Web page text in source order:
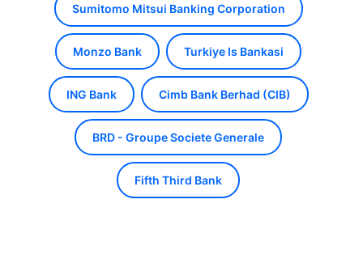
Sumitomo Mitsui Banking Corporation
Monzo Bank Turkiye Is Bankasi
ING Bank Cimb Bank Berhad (CIB)
BRD - Groupe Societe Generale
Fifth Third Bank